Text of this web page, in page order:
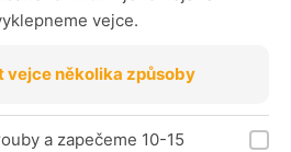
vejce.
vejce několika způsoby
a zapečeme 10-15